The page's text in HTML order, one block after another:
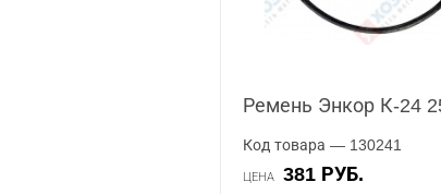
Ремень Энкор К-24
Код товара — 130241
ЦЕНА 381 РУБ.